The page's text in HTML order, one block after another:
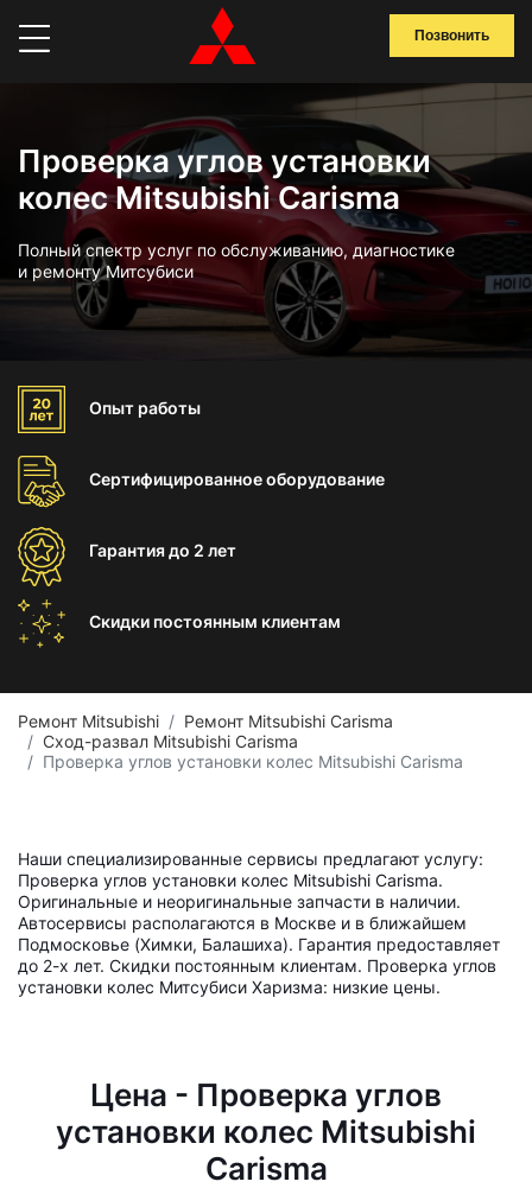
Позвонить
Проверка углов установки
колес Mitsubishi Carisma
Полный спектр услуг по обслуживанию, диагностике
и ремонту Митсубиси
Опыт работы
Сертифицированноеоборудование
Гарантиядо 2 лет
Скидки постоянным клиентам
Ремонт Mitsubishi
Ремонт Mitsubishi Carisma
Сход-развал Mitsubishi Carisma
Проверка углов установки колес Mitsubishi Carisma
Наши специализированные сервисы предлагают услугу:
Проверка углов установки колес Mitsubishi Carisma.
Оригинальные и неоригинальные запчасти в наличии.
Автосервисы располагаются в Москве и в ближайшем
Подмосковье (Химки, Балашиха). Гарантия предоставляет
до 2-х лет. Скидки постоянным клиентам. Проверка углов
установки колес Митсубиси Харизма: низкие цены.
Цена - Проверка углов
установки колес Mitsubishi
Carisma